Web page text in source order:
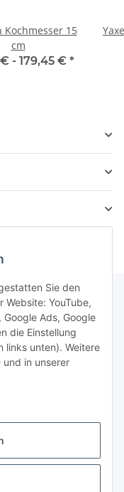
Sie den
Website: YouTube,
Ads, Google
die Einstellung
links unten). Weitere
und in unserer
Kochmesser 15
cm
- 179,45 € *
Ihrer
jederzeit widerruflich
per E-Mail zu.
Abonnieren